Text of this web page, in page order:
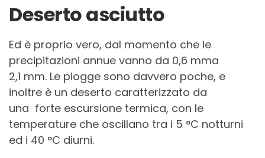
Deserto asciutto
Ed è proprio vero, dal momento che le
precipitazioni annue vanno da 0,6 mma
2,1 mm. Le piogge sono davvero poche, e
inoltre è un deserto caratterizzato da
una forte escursione termica, con le
temperature che oscillano tra i 5 °C notturni
ed i 40 °C diurni.